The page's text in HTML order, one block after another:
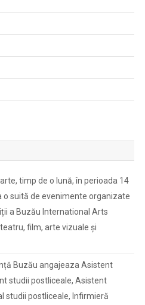
timp de o lună, în perioada 14
o suită de evenimente organizate
a Buzău International Arts
film, arte vizuale și
Buzău angajeaza Asistent
studii postliceale, Asistent
studii postliceale, Infirmieră